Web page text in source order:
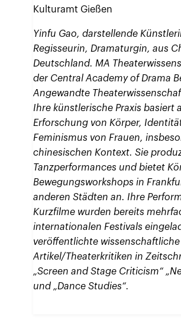
Kulturamt Gießen
Yinfu Gao, darstellende
Regisseurin, Dramaturgin, aus
Deutschland. MA
der Central Academy of Drama
Angewandte
Ihre künstlerische Praxis basiert
Erforschung von Körper,
Feminismus von Frauen,
chinesischen Kontext. Sie
Tanzperformances und bietet
Bewegungsworkshops in
anderen Städten an. Ihre
Kurzfilme wurden bereits
internationalen Festivals
veröffentlichte wissenschaftliche
Artikel/Theaterkritiken in
„Screen and Stage Criticism“
und „Dance Studies“.